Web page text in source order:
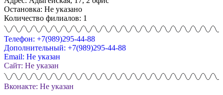
Остановка: Не указано
Количество филиалов: 1
Телефон: +7(989)295-44-88
Дополнительный: +7(989)295-44-88
Email: Не указан
Сайт: Не указан
Вконакте: Не указан